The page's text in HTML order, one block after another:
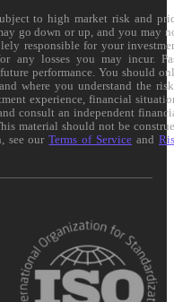
to high market risk and
go down or up, and you may
responsible for your
any losses you may incur.
performance. You should
where you understand the
experience, financial
consult an independent
material should not be
see ourTerms of Service and